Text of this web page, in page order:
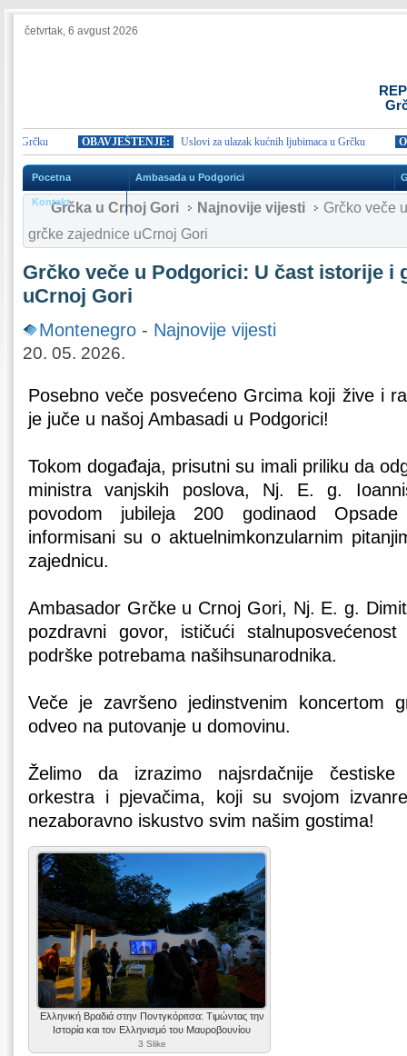
četvrtak, 6 avgust 2026
Grčku OBAVJEŠTENJE: Uslovi za ulazak kućnih ljubimaca u Grčku
Pocetna Ambasada u Podgorici
KontaktGrčka u Crnoj Gori Najnovije vijesti
Grčko veče
grčke zajednice uCrnoj Gori
Grčko veče u Podgorici: U čast istorije i
uCrnoj Gori
Montenegro - Najnovije vijesti
20. 05. 2026.
Posebno veče posvećeno Grcima koji žive i
je juče u našoj Ambasadi u Podgorici!
Tokom događaja, prisutni su imali priliku da
ministra vanjskih poslova, Nj. E. g.
povodom jubileja 200 godinaod Opsade
informisani su o aktuelnimkonzularnim
zajednicu.
Ambasador Grčke u Crnoj Gori, Nj. E. g.
pozdravni govor, ističući
podrške potrebama našihsunarodnika.
Veče je završeno jedinstvenim koncertom
odveo na putovanje u domovinu.
Želimo da izrazimo najsrdačnije čestiske
orkestra i pjevačima, koji su svojom
nezaboravno iskustvo svim našim gostima!
Ελληνική Βραδιά στην Ποντγκόριτσα: Τιμώντας την
Ιστορία και τον Ελληνισμό του Μαυροβουνίου
3 Slike